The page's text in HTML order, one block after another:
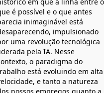
é possível e o que antes
inimaginável está
impulsionado
uma revolução tecnológica
pela IA. Nesse
o paradigma do
está evoluindo em alta
e tanto a natureza